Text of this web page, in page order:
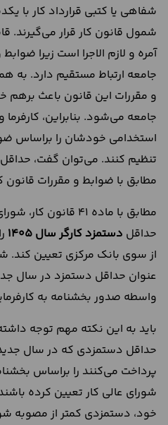
شفاهی یا کتبی قرارداد کار با
شمول قانون کار قرار می‌گیرند.
آمره و لازم الاجرا است زیرا
جامعه ارتباط مستقیم دارد. به
و مقررات این قانون باعث
جامعه می‌شود. بنابراین، کارفرما و
استخدامی خودشان را براساس
تنظیم کنند. می‌توان گفت، حداقل
مطابق با ضوابط و مقررات
مطابق با ماده 41
حداقل دستمزد کارگر سال ۱۴۰۵
از سوی بانک مرکزی تعیین کند.
عنوان حداقل دستمزد در سال
واسطه صدور بخشنامه به
باید به این نکته مهم توجه
حداقل دستمزدی که در سال
پرداخت می‌کنند را براساس
شورای عالی کار تعیین کرده
خود، دستمزدی کمتر از مصوبه